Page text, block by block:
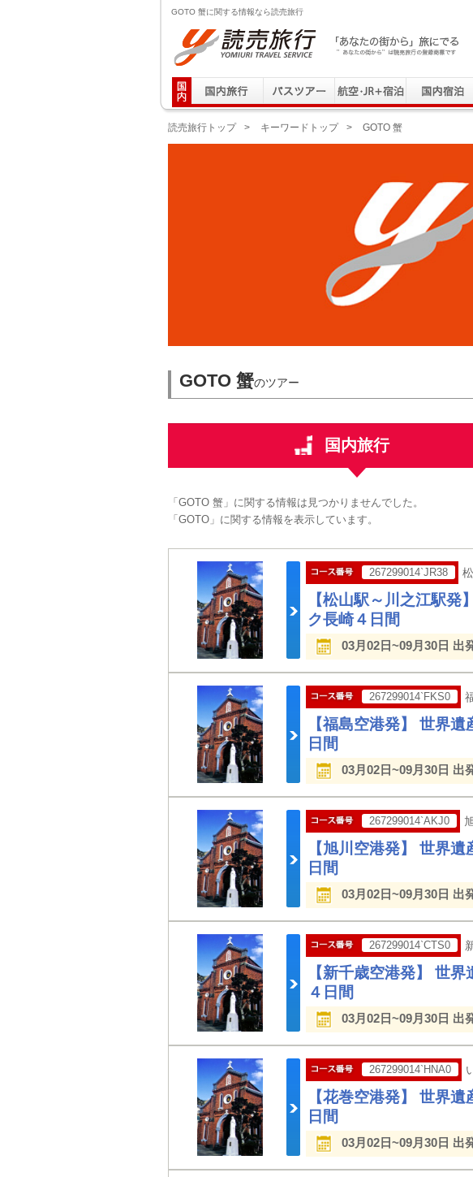
GOTO 蟹に関する情報なら読売旅行
読売旅行 「あなたの街から」旅にでる｜Yomiuri Travel Service
読売旅行トップ > キーワードトップ > GOTO 蟹
GOTO 蟹のツアー
国内旅行
「GOTO 蟹」に関する情報は見つかりませんでした。
「GOTO」に関する情報を表示しています。
267299014`JR38
【松山駅～川之江駅
ク長崎４日間
03月02日~09月30日 出
267299014`FKS0
【福島空港発】 世界
日間
03月02日~09月30日 出
267299014`AKJ0
【旭川空港発】 世界
日間
03月02日~09月30日 出
267299014`CTS0
【新千歳空港発】 世
４日間
03月02日~09月30日 出
267299014`HNA0
【花巻空港発】 世界
日間
03月02日~09月30日 出